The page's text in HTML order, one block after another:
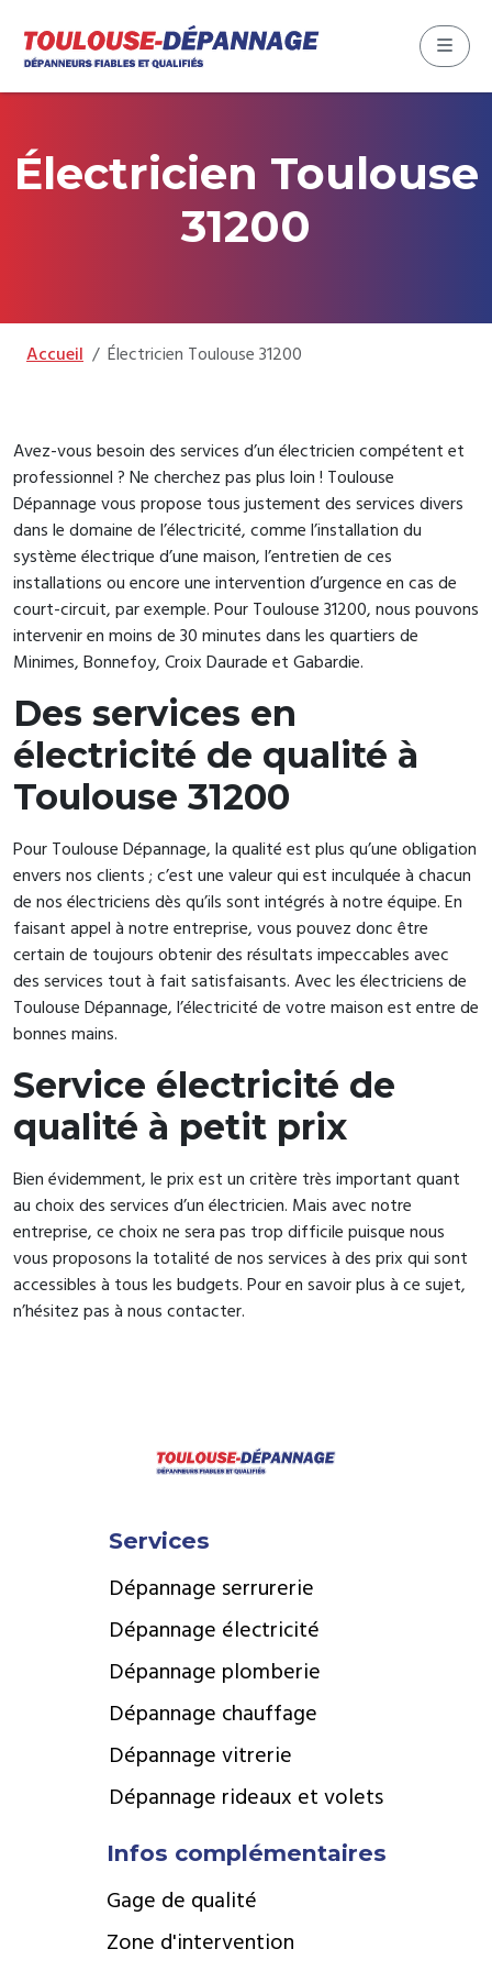
Menu
Électricien Toulouse
31200
Accueil Électricien Toulouse 31200
Avez-vous besoin des services d’un électricien compétent et
professionnel ? Ne cherchez pas plus loin ! Toulouse
Dépannage vous propose tous justement des services divers
dans le domaine de l’électricité, comme l’installation du
système électrique d’une maison, l’entretien de ces
installations ou encore une intervention d’urgence en cas de
court-circuit, par exemple. Pour Toulouse 31200, nous pouvons
intervenir en moins de 30 minutes dans les quartiers de
Minimes, Bonnefoy, Croix Daurade et Gabardie.
Des services en
électricité de qualité à
Toulouse 31200
Pour Toulouse Dépannage, la qualité est plus qu’une obligation
envers nos clients ; c’est une valeur qui est inculquée à chacun
de nos électriciens dès qu’ils sont intégrés à notre équipe. En
faisant appel à notre entreprise, vous pouvez donc être
certain de toujours obtenir des résultats impeccables avec
des services tout à fait satisfaisants. Avec les électriciens de
Toulouse Dépannage, l’électricité de votre maison est entre de
bonnes mains.
Service électricité de
qualité à petit prix
Bien évidemment, le prix est un critère très important quant
au choix des services d’un électricien. Mais avec notre
entreprise, ce choix ne sera pas trop difficile puisque nous
vous proposons la totalité de nos services à des prix qui sont
accessibles à tous les budgets. Pour en savoir plus à ce sujet,
n’hésitez pas à nous contacter.
Services
Dépannage serrurerie
Dépannage électricité
Dépannage plomberie
Dépannage chauffage
Dépannage vitrerie
Dépannage rideaux et volets
Infos complémentaires
Gage de qualité
Zone d'intervention